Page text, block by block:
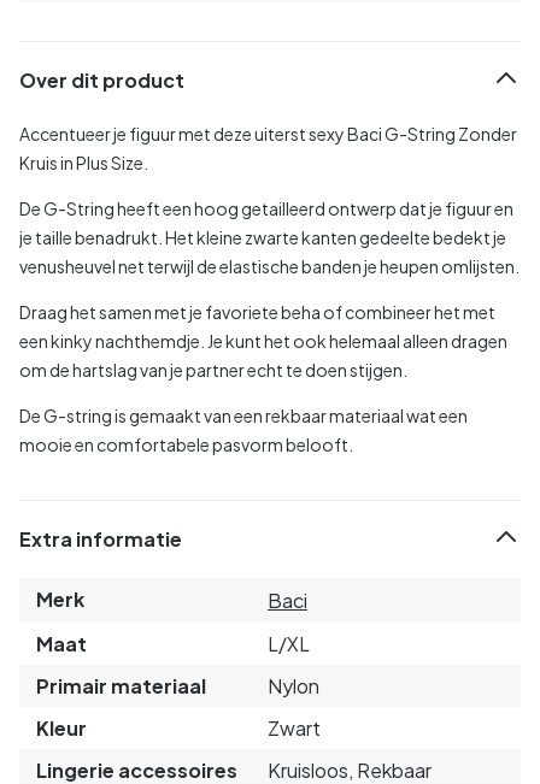
Over dit product
Accentueer je figuur met deze uiterst sexy Baci G-String Zonder
Kruis in Plus Size.
De G-String heeft een hoog getailleerd ontwerp dat je figuur en
je taille benadrukt. Het kleine zwarte kanten gedeelte bedekt je
venusheuvel net terwijl de elastische banden je heupen omlijsten.
Draag het samen met je favoriete beha of combineer het met
een kinky nachthemdje. Je kunt het ook helemaal alleen dragen
om de hartslag van je partner echt te doen stijgen.
De G-string is gemaakt van een rekbaar materiaal wat een
mooie en comfortabele pasvorm belooft.
Extra informatie
Merk
Baci
Maat
L/XL
Primair materiaal
Nylon
Kleur
Zwart
Lingerie accessoires
Kruisloos, Rekbaar